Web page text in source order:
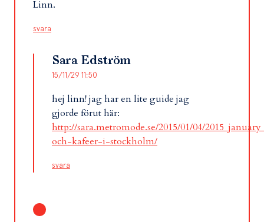
Linn.
svara
Sara Edström
15/11/29 11:50
hej linn! jag har en lite guide jag
gjorde förut här:
http://sara.metromode.se/2015/01/04/
och-kafeer-i-stockholm/
svara